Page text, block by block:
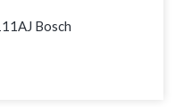
Bosch